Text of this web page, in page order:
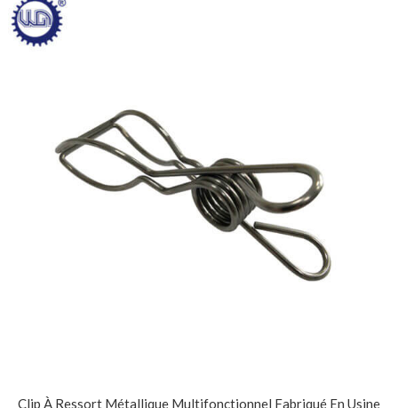
Clip À Ressort Métallique Multifonctionnel Fabriqué En Usine